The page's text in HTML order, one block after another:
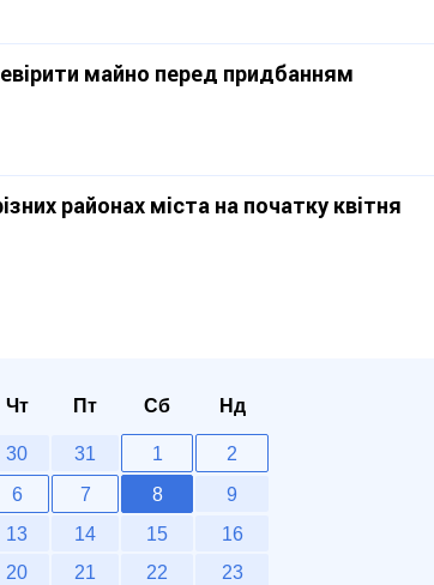
майно перед придбанням
районах міста на початку квітня
Чт Пт Сб Нд
30 31 1
2
6 7 8
9
13 14 15
16
20 21 22
23